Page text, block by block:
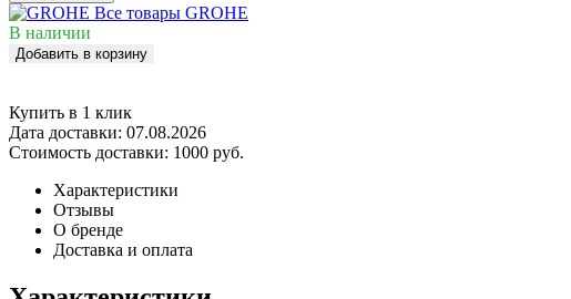
Все товары GROHE
В наличии
Добавить в корзину
Купить в 1 клик
Дата доставки: 07.08.2026
Стоимость доставки: 1000 руб.
Характеристики
Отзывы
О бренде
Доставка и оплата